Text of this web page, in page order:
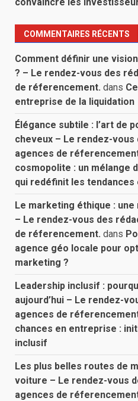
COMMENTAIRES RÉCENTS
Comment définir une
? – Le rendez-vous des
de réferencement. dans
entreprise de la liquidation
Élégance subtile : l’art de
cheveux – Le rendez-
agences de
cosmopolite : un mélange
qui redéfinit les tendances
Le marketing éthique :
– Le rendez-vous des
de réferencement. dans
agence géo locale pour
marketing ?
Leadership inclusif :
aujourd’hui – Le rendez-
agences de
chances en entreprise :
inclusif
Les plus belles routes de
voiture – Le rendez-vous
agences de